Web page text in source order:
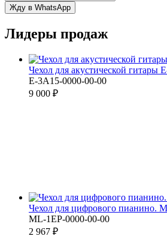
Жду в WhatsApp
Лидеры продаж
Чехол для акустической гитары
E-3А15-0000-00-00
9 000 ₽
Чехол для цифрового пианино.
ML-1EP-0000-00-00
2 967 ₽